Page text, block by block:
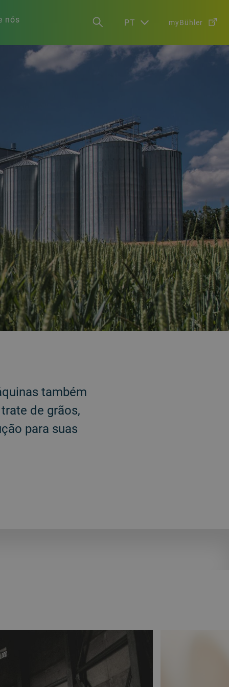
nós PT myBühler
também
de grãos,
para suas